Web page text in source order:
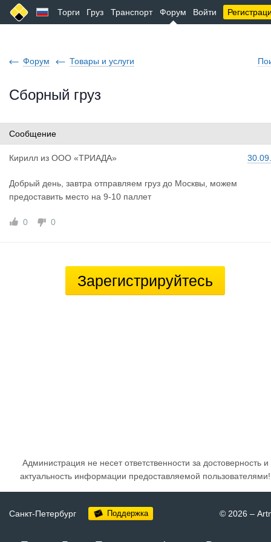
Торги Груз Транспорт Форум Войти
Форум Товары и услуги
Сборный груз
Сообщение
Кирилл из ООО «ТРИАДА»
Добрый день, завтра отправляем груз до Москвы, можем
предоставить место на 9-10 паллет
0 0
Зарегистрируйтесь
Администрация не несет ответственности за достоверность и
актуальность информации предоставляемой пользователями!
Санкт-Петербург Поддержка © 2026 –